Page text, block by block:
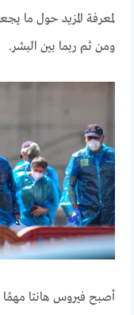
لمعرفة المزيد حول ما
ومن ثم ربما بين البشر.
أصبح فيروس هانتا